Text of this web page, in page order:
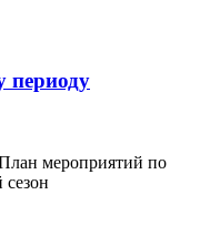
периоду
мероприятий по
сезон